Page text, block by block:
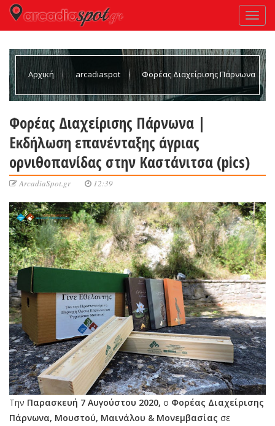
Αρχική arcadiaspot Φορέας Διαχείρισης Πάρνωνα
Καστάνιτσα (pics)
Φορέας Διαχείρισης Πάρνωνα |
Εκδήλωση επανένταξης άγριας
ορνιθοπανίδας στην Καστάνιτσα (pics)
ArcadiaSpot.gr 12:39
Την Παρασκευή 7 Αυγούστου 2020, ο Φορέας Διαχείρισης
Πάρνωνα, Μουστού, Μαινάλου & Μονεμβασίας σε